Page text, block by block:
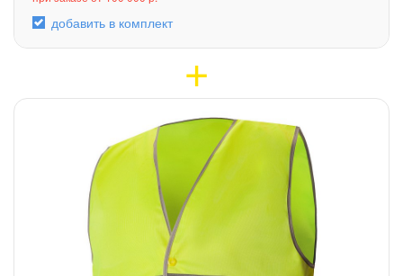
добавить в комплект